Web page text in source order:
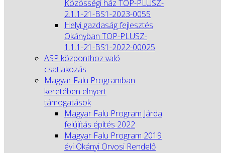
Közösségi ház TOP-PLUSZ-
2.1.1-21-BS1-2023-0055
Helyi gazdaság fejlesztés
Okányban TOP-PLUSZ-
1.1.1-21-BS1-2022-00025
ASP központhoz való
csatlakozás
Magyar Falu Programban
keretében elnyert
támogatások
Magyar Falu Program Járda
felújítás építés 2022
Magyar Falu Program 2019
évi Okányi Orvosi Rendelő